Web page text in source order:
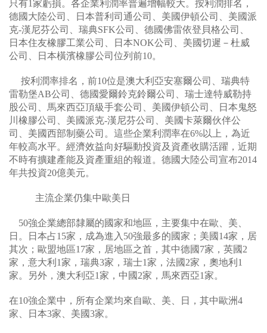
只有1家虧損。各企業利潤率普遍增幅較大。按利潤排名，
德國大陸公司、日本普利司通公司、美國伊頓公司、美國派
克-漢尼芬公司、瑞典SFK公司、德國佛雷依登貝格公司、
日本住友橡膠工業公司、日本NOK公司、美國切遲－杜威
公司、日本橫濱橡膠公司位列前10。
按利潤率排名，前10位是澳大利亞安塞爾公司、瑞典特
雷勒堡AB公司、德國愛爾鈴克鈴爾公司、瑞士達特威勒持
股公司、馬來西亞頂級手套公司、美國伊頓公司、日本鬼怒
川橡膠公司、美國派克-漢尼芬公司、美國卡萊爾伙伴公
司、美國西部制藥公司。這些企業利潤率在6%以上，為近
年較高水平。經濟效益向好驅動投資及資產收購活躍，近期
不時有擴建產能及資產重組的報道。德國大陸公司宣布2014
年共投資20億美元。
主流企業仍集中歐美日
50強企業總部隸屬的國家和地區，主要集中在歐、美、
日。日本占15家，成為進入50強最多的國家；美國14家，居
其次；歐盟地區17家，居地區之首，其中德國7家，英國2
家，意大利1家，瑞典3家，瑞士1家，法國2家，奧地利1
家。另外，澳大利亞1家，中國2家，馬來西亞1家。
在10強企業中，所有企業均來自歐、美、日，其中歐洲4
家、日本3家、美國3家。